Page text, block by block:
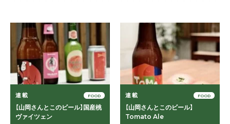
連載 FOOD
【山岡さんとこのビール】国産桃
ヴァイツェン
連載 FOOD
【山岡さんとこのビール】
Tomato Ale